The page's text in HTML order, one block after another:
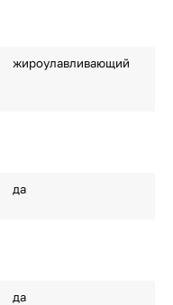
жироулавливающий
да
да